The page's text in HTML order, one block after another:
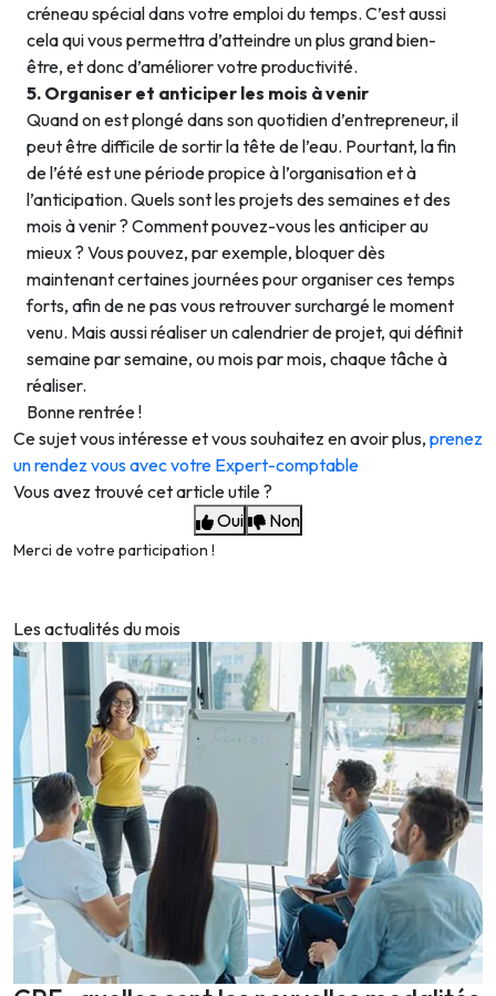
créneau spécial dans votre emploi du temps. C’est aussi
cela qui vous permettra d’atteindre un plus grand bien-
être, et donc d’améliorer votre productivité.
5. Organiser et anticiper les mois à venir
Quand on est plongé dans son quotidien d’entrepreneur, il
peut être difficile de sortir la tête de l’eau. Pourtant, la fin
de l’été est une période propice à l’organisation et à
l’anticipation. Quels sont les projets des semaines et des
mois à venir ? Comment pouvez-vous les anticiper au
mieux ? Vous pouvez, par exemple, bloquer dès
maintenant certaines journées pour organiser ces temps
forts, afin de ne pas vous retrouver surchargé le moment
venu. Mais aussi réaliser un calendrier de projet, qui définit
semaine par semaine, ou mois par mois, chaque tâche à
réaliser.
Bonne rentrée !
Ce sujet vous intéresse et vous souhaitez en avoir plus, prenez
un rendez vous avec votre Expert-comptable
Vous avez trouvé cet article utile ?
Oui
Non
Merci de votre participation !
Les actualités du mois